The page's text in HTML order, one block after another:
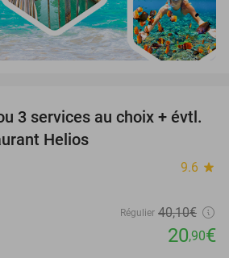
48%
3 services au choix + évtl.
Helios
9.6 star
Régulier 40,10€
20,90€